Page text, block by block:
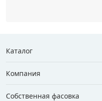
Каталог
Компания
Собственная фасовка